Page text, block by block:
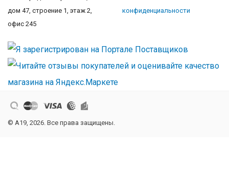
дом 47, строение 1, этаж 2,
офис 245
конфиденциальности
© A19, 2026. Все права защищены.